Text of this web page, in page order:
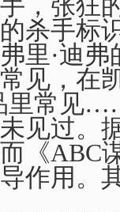
，张狂
的杀手
里·迪
见，在
里常见
见过。
《ABC
作用。